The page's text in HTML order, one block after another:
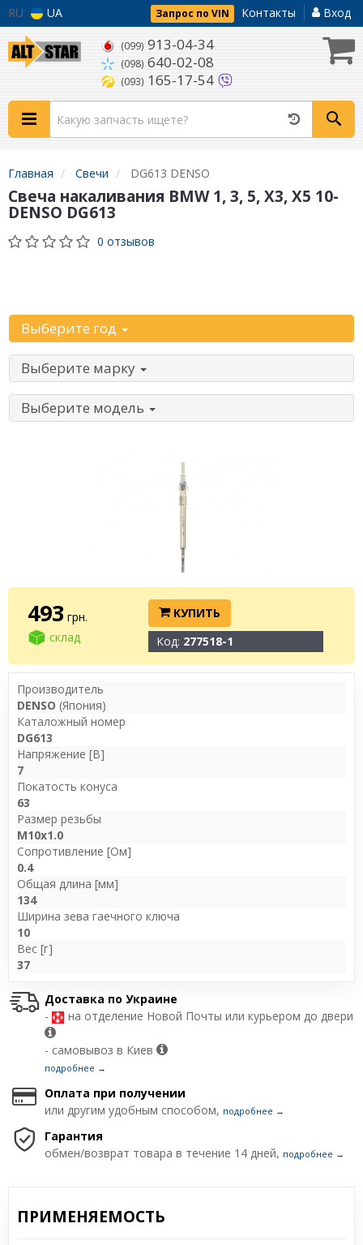
RU UA Запрос по VIN Контакты Вход
(099) 913-04-34
(098) 640-02-08
(093) 165-17-54
Главная Свечи DG613 DENSO
Свеча накаливания BMW 1, 3, 5, X3, X5 10-
DENSO DG613
0 отзывов
Выберите год
Выберите марку
Выберите модель
493 грн.
склад
КУПИТЬ
Код: 277518-1
Производитель
DENSO (Япония)
Каталожный номер
DG613
Напряжение [В]
7
Покатость конуса
63
Размер резьбы
M10x1.0
Сопротивление [Ом]
0.4
Общая длина [мм]
134
Ширина зева гаечного ключа
10
Вес [г]
37
Доставка по Украине
-
на отделение Новой Почты или курьером до двери
- самовывоз в Киев
подробнее →
Оплата при получении
или другим удобным способом, подробнее →
Гарантия
обмен/возврат товара в течение 14 дней, подробнее →
ПРИМЕНЯЕМОСТЬ